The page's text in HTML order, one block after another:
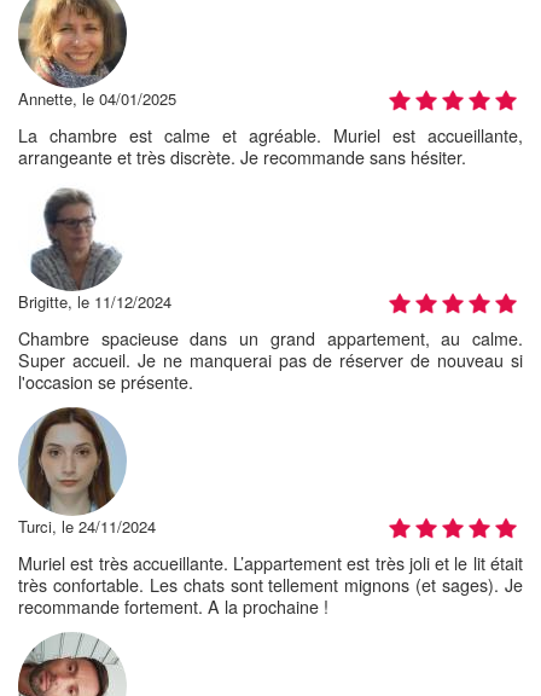
Annette, le 04/01/2025
La chambre est calme et agréable. Muriel est accueillante,
arrangeante et très discrète. Je recommande sans hésiter.
Brigitte, le 11/12/2024
Chambre spacieuse dans un grand appartement, au calme.
Super accueil. Je ne manquerai pas de réserver de nouveau si
l'occasion se présente.
Turci, le 24/11/2024
Muriel est très accueillante. L’appartement est très joli et le lit était
très confortable. Les chats sont tellement mignons (et sages). Je
recommande fortement. A la prochaine !